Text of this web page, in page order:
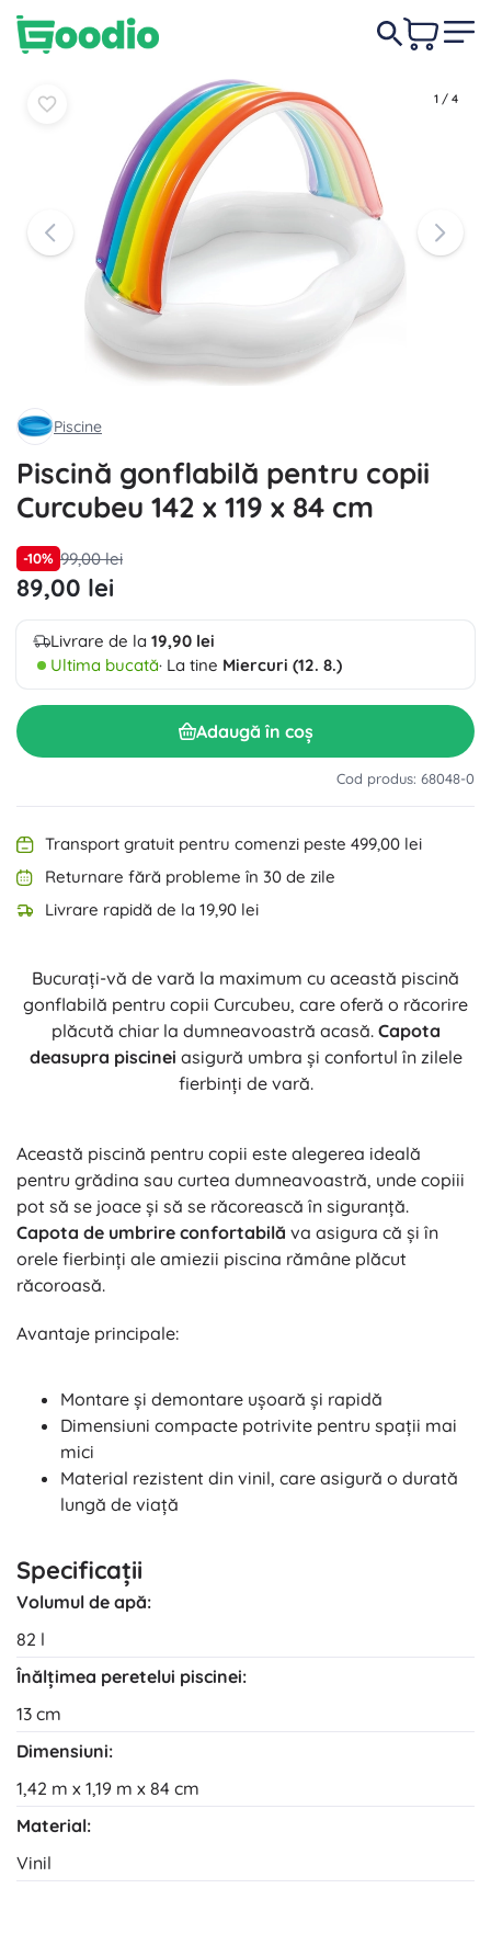
1 / 4
Piscine
Piscină gonflabilă pentru copii
Curcubeu 142 x 119 x 84 cm
-10% 99,00 lei
89,00 lei
Livrare de la 19,90 lei
Ultima bucată· La tine Miercuri (12. 8.)
Adaugă în coș
Cod produs: 68048-0
Transport gratuit pentru comenzi peste 499,00 lei
Returnare fără probleme în 30 de zile
Livrare rapidă de la 19,90 lei
Bucurați-vă de vară la maximum cu această piscină
gonflabilă pentru copii Curcubeu, care oferă o răcorire
plăcută chiar la dumneavoastră acasă. Capota
deasupra piscinei asigură umbra și confortul în zilele
fierbinți de vară.
Această piscină pentru copii este alegerea ideală
pentru grădina sau curtea dumneavoastră, unde copiii
pot să se joace și să se răcorească în siguranță.
Capota de umbrire confortabilă va asigura că și în
orele fierbinți ale amiezii piscina rămâne plăcut
răcoroasă.
Avantaje principale:
Montare și demontare ușoară și rapidă
Dimensiuni compacte potrivite pentru spații mai
mici
Material rezistent din vinil, care asigură o durată
lungă de viață
Specificații
Volumul de apă:
82 l
Înălțimea peretelui piscinei:
13 cm
Dimensiuni:
1,42 m x 1,19 m x 84 cm
Material:
Vinil
-10%
În coșÎn coș